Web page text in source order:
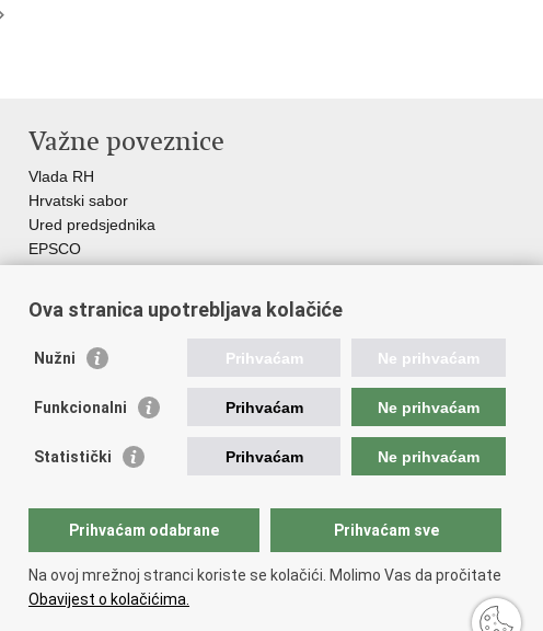
Važne poveznice
Vlada RH
Hrvatski sabor
Ured predsjednika
EPSCO
HZMO
Hrvatski zavod za socijalni rad
Akademija socijalne skrbi - ASOSK
Obiteljski centar
AORT
FEAD
Socijalno partnerstvo
Ova stranica upotrebljava kolačiće
Nužni Prihvaćam Ne prihvaćam
Funkcionalni Prihvaćam Ne prihvaćam
Statistički Prihvaćam Ne prihvaćam
Prihvaćam odabrane Prihvaćam sve
Na ovoj mrežnoj stranci koriste se kolačići. Molimo Vas da pročitate
Obavijest o kolačićima.